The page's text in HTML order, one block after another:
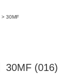
> 30MF
30MF